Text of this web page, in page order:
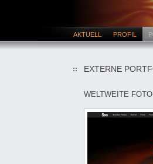
AKTUELL PROFIL
EXTERNE
WELTWEITE